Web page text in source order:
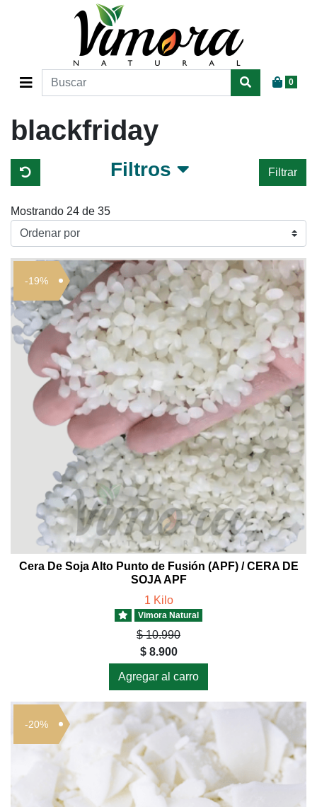
0
blackfriday
Filtros Filtrar
Mostrando 24 de 35
-19%
Cera De Soja Alto Punto de Fusión (APF) / CERA DE
SOJA APF
1 Kilo
Vimora Natural
$ 10.990
$ 8.900
Agregar al carro
-20%